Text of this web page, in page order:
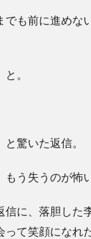
でも前に進め
と。
驚いた返信。
う失うのが怖
信に、落胆し
って笑顔になれ